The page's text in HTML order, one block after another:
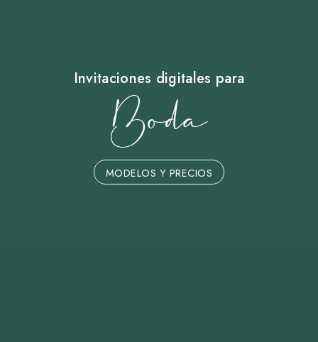
Invitaciones digitales para
Boda
MODELOS Y PRECIOS